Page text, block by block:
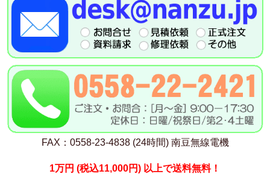
FAX：0558-23-4838 (24時間) 南豆無線電機
1万円 (税込11,000円) 以上で送料無料！